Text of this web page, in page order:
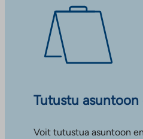
Tutustu asuntoon
Voit tutustua asuntoon